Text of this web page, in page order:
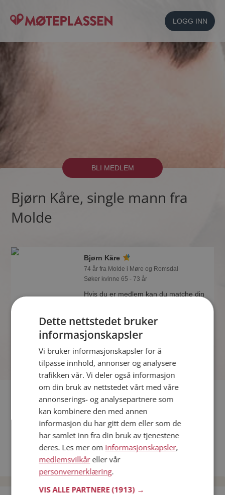
LOGG INN
BLI MEDLEM
Bjørn Kåre, single mann fra
Molde
Bjørn Kåre
74 år fra Molde i Møre og Romsdal
Søker kvinne 65 - 73 år
Hvis du er medlem kan du matche din
dere sammen som hånd i hanske?
Fler single
Flere singlemenn fra Molde:Jostwin, Geir,Svein Erik
Kvinner fra Molde
Date kvinner i Norge
Date menn i Norge
Dette nettstedet bruker
informasjonskapsler
Vi bruker informasjonskapsler for å
tilpasse innhold, annonser og analysere
trafikken vår. Vi deler også informasjon
om din bruk av nettstedet vårt med våre
annonserings- og analysepartnere som
kan kombinere den med annen
informasjon du har gitt dem eller som de
har samlet inn fra din bruk av tjenestene
deres. Les mer om informasjonskapsler,
medlemsvilkåreller vår
personvernerklæring.
VIS ALLE PARTNERE(1913) →